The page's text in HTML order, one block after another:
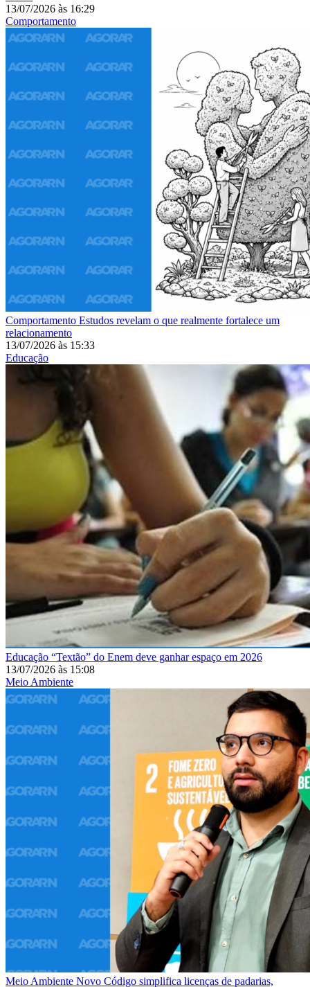
13/07/2026 às 16:29
Comportamento
Comportamento Estudos revelam o que realmente fortalece um
relacionamento
13/07/2026 às 15:33
Educação
Educação “Textão” do Enem deve ganhar espaço em 2026
13/07/2026 às 15:08
Meio Ambiente
Meio Ambiente Novo Código simplifica licenças de padarias,